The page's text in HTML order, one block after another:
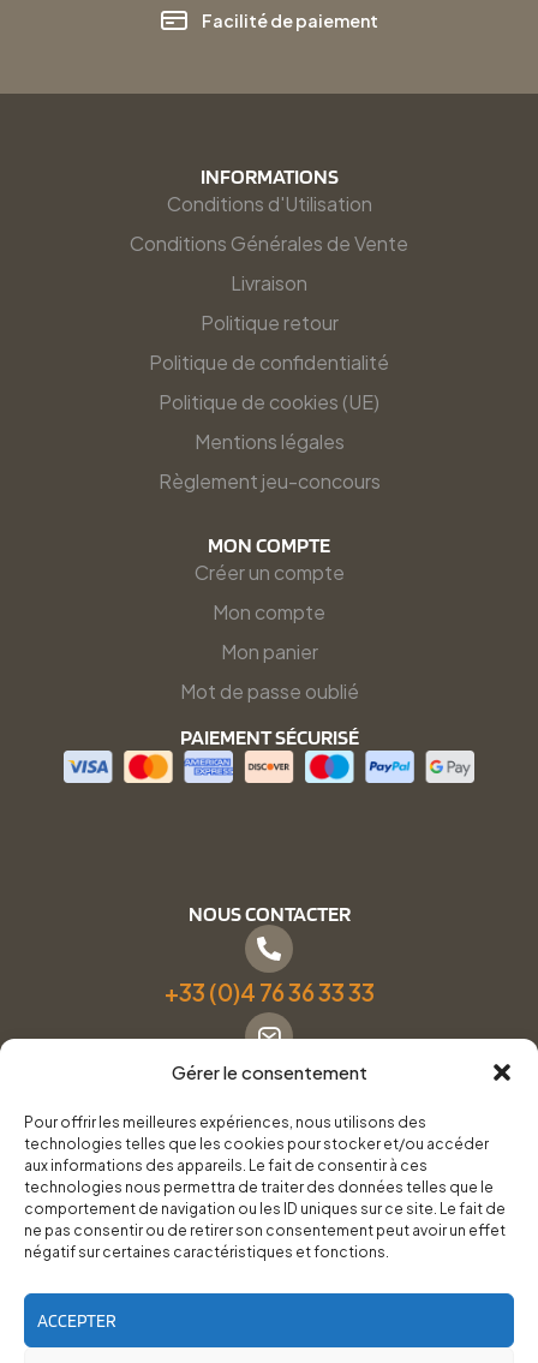
Gérer le consentement
Pour offrir les meilleures expériences, nous utilisons des
technologies telles que les cookies pour stocker et/ou accéder
aux informations des appareils. Le fait de consentir à ces
technologies nous permettra de traiter des données telles que le
comportement de navigation ou les ID uniques sur ce site. Le fait de
ne pas consentir ou de retirer son consentement peut avoir un effet
négatif sur certaines caractéristiques et fonctions.
ACCEPTER
Facilité de paiement
INFORMATIONS
Conditions d'Utilisation
Conditions Générales de Vente
Livraison
Politique retour
Politique de confidentialité
Politique de cookies (UE)
Mentions légales
Règlement jeu-concours
MON COMPTE
Créer un compte
Mon compte
Mon panier
Mot de passe oublié
PAIEMENT SÉCURISÉ
NOUS CONTACTER
+33 (0)4 76 36 33 33
Formulaire de contact
Pneus Services Loisirs - Garage Point S - 28 Bd Denfert
Rochereau, 38500 Voiron